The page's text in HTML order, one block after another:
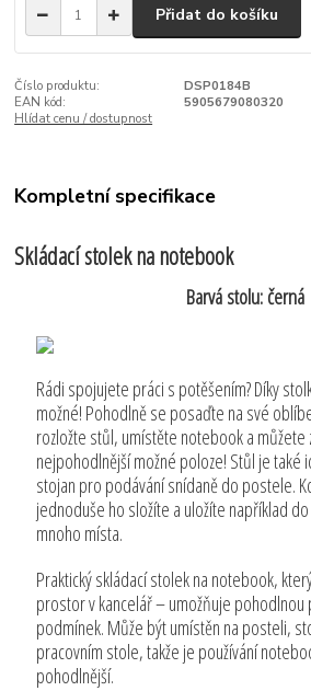
Přidat do košíku
Číslo produktu:
DSP0184B
EAN kód:
5905679080320
Hlídat cenu / dostupnost
Kompletní specifikace
Skládací stolek na notebook
Barvá stolu: černá
Rádi spojujete práci s potěšením? Díky
možné! Pohodlně se posaďte na své
rozložte stůl, umístěte notebook a můžete
nejpohodlnější možné poloze! Stůl je také
stojan pro podávání snídaně do postele.
jednoduše ho složíte a uložíte například
mnoho místa.
Praktický skládací stolek na notebook,
prostor v kancelář – umožňuje pohodlnou
podmínek. Může být umístěn na posteli,
pracovním stole, takže je používání
pohodlnější.